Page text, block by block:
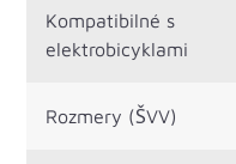
Kompatibilné s
elektrobicyklami
Rozmery (ŠVV)